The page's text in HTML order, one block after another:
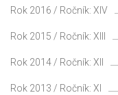
Rok 2016 / Ročník: XIV
Rok 2015 / Ročník: XIII
Rok 2014 / Ročník: XII
Rok 2013 / Ročník: XI